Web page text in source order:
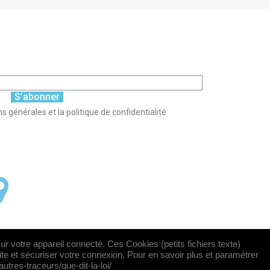
S’abonner
générales et la politique de confidentialité
votre appareil connecté. Ces Cookies (petits fichiers texte)
et sécuriser votre connexion. Pour en savoir plus et paramétrer
traceurs/que-dit-la-loi/